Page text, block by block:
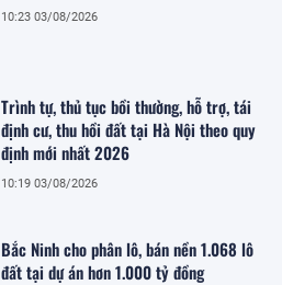
10:23 03/08/2026
Trình tự, thủ tục bồi thường, hỗ trợ, tái
định cư, thu hồi đất tại Hà Nội theo quy
định mới nhất 2026
10:19 03/08/2026
Bắc Ninh cho phân lô, bán nền 1.068 lô
đất tại dự án hơn 1.000 tỷ đồng